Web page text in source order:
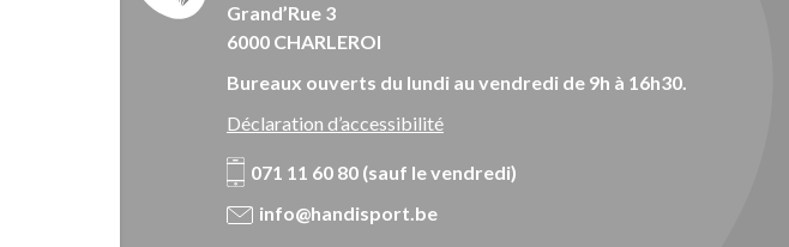
Grand’Rue 3
6000 CHARLEROI
Bureaux ouverts du lundi au vendredi de 9h à 16h30.
Déclaration d’accessibilité
071 11 60 80 (sauf le vendredi)
info@handisport.be